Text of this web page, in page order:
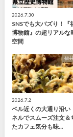
2026.7.30
SNSでも大バズり！『
博物館』の超リアルな
空間
福
2026.7.2
ベル近くの大通り沿い
ネルでスムーズ注文＆
たカフェ気分も味…